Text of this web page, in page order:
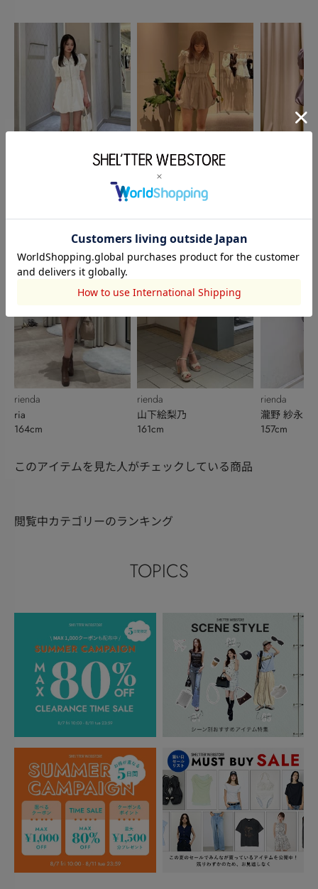
157cm
rienda
ria
164cm
RODEO CROWNS WIDE
163cm
rienda
山下絵梨乃
161cm
152cm
rienda
瀧野 紗永
157cm
このアイテムを見た人がチェックしている商品
閲覧中カテゴリーのランキング
TOPICS